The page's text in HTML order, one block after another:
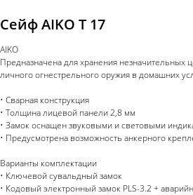
Сейф AIKO Т 17
AIKO
Предназначена для хранения незначительных
личного огнестрельного оружия в домашних
• Сварная конструкция
• Толщина лицевой панели 2,8 мм
• Замок оснащен звуковыми и световыми
• Предусмотрена возможность анкерного
Варианты комплектации
• Ключевой сувальдный замок
• Кодовый электронный замок PLS-3.2 +